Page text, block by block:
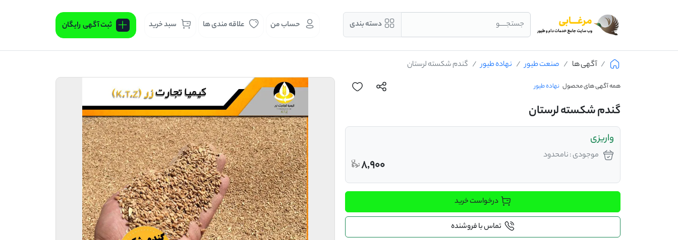
جستجــــو دسته بندی حساب من علاقه مندی ها سبد خرید ثبت آگهی رایگان
آگهی ها صنعت طیور نهاده طیور گندم شکسته لرستان
همه آگهی های محصول نهاده طیور
گندم شکسته لرستان
واریزی
موجودی : نامحدود
8,900
درخواست خرید
تماس با فروشنده